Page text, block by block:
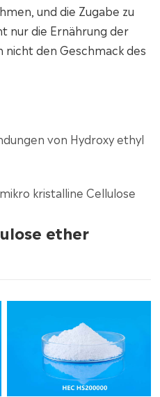
und die Zugabe zu
nur die Ernährung der
den Geschmack des
von Hydroxy ethyl
kristalline Cellulose
ether